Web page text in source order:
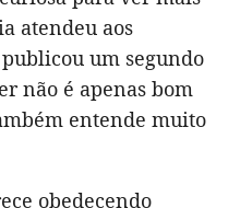
atendeu aos
um segundo
não é apenas bom
entende muito
obedecendo